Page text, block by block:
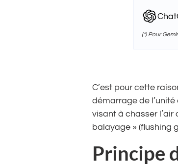
(*) Pour
C’est pour cette
démarrage de
visant à chasser
balayage » (flushing
Principe